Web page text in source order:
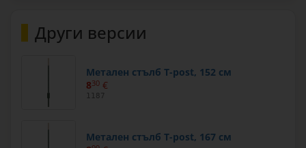
Други версии
Метален стълб T-post, 152 см
830 €
1187
Метален стълб T-post, 167 см